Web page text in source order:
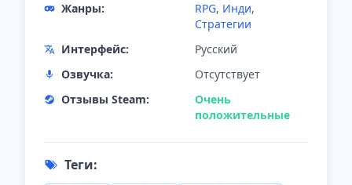
Жанры:
RPG, Инди,
Стратегии
Интерфейс:
Русский
Озвучка:
Отсутствует
Отзывы Steam:
Очень
положительные
Теги: